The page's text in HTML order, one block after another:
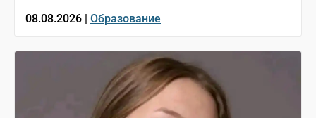
08.08.2026 | Образование